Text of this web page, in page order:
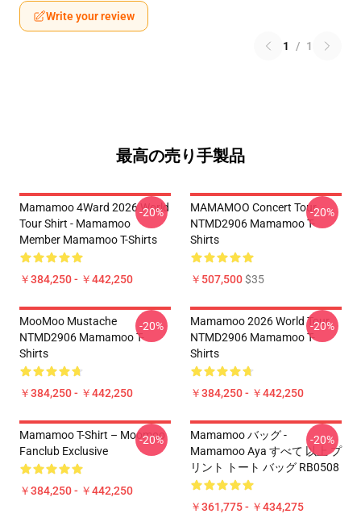
Write your review
1 / 1
最高の売り手製品
Mamamoo 4Ward 2026 World
Tour Shirt - Mamamoo
Member Mamamoo T-Shirts
￥384,250 - ￥442,250
-20%
MAMAMOO Concert Tour
NTMD2906 Mamamoo T-
Shirts
￥507,500$35
-20%
MooMoo Mustache
NTMD2906 Mamamoo T-
Shirts
￥384,250 - ￥442,250
-20%
Mamamoo 2026 World Tour
NTMD2906 Mamamoo T-
Shirts
￥384,250 - ￥442,250
-20%
Mamamoo T-Shirt – Moomoo
Fanclub Exclusive
￥384,250 - ￥442,250
-20%
Mamamoo バッグ -
Mamamoo Aya すべて 以上 プ
リント トート バッグ RB0508
￥361,775 - ￥434,275
-20%